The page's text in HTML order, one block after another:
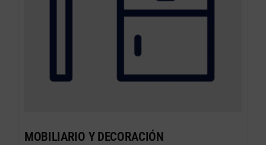
MOBILIARIO Y DECORACIÓN